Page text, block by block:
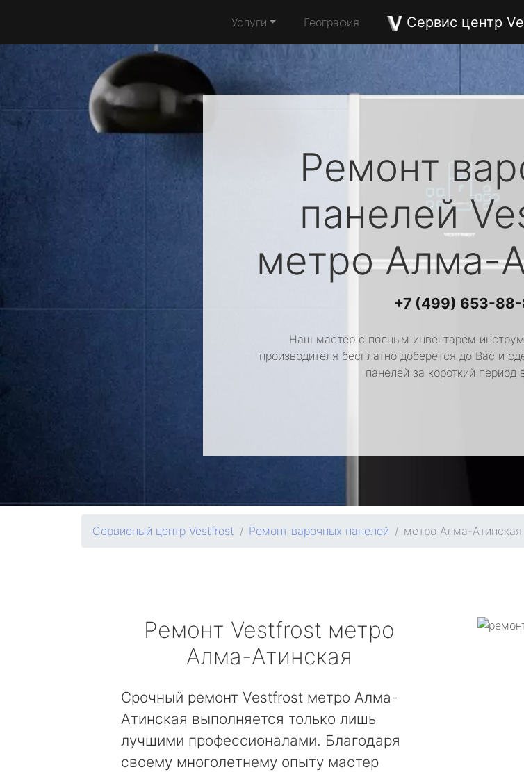
Услуги География Сервис центр
Ремонт
панелей
метро Алма-
+7 (499) 653-
Наш мастер с полным инвентарем
производителя бесплатно доберется до Вас и
панелей за короткий период
Сервисный центр Vestfrost Ремонт варочных панелей метро Алма-Атинская
Ремонт Vestfrost метро
Алма-Атинская
Срочный ремонт Vestfrost метро Алма-
Атинская выполняется только лишь
лучшими профессионалами. Благодаря
своему многолетнему опыту мастер